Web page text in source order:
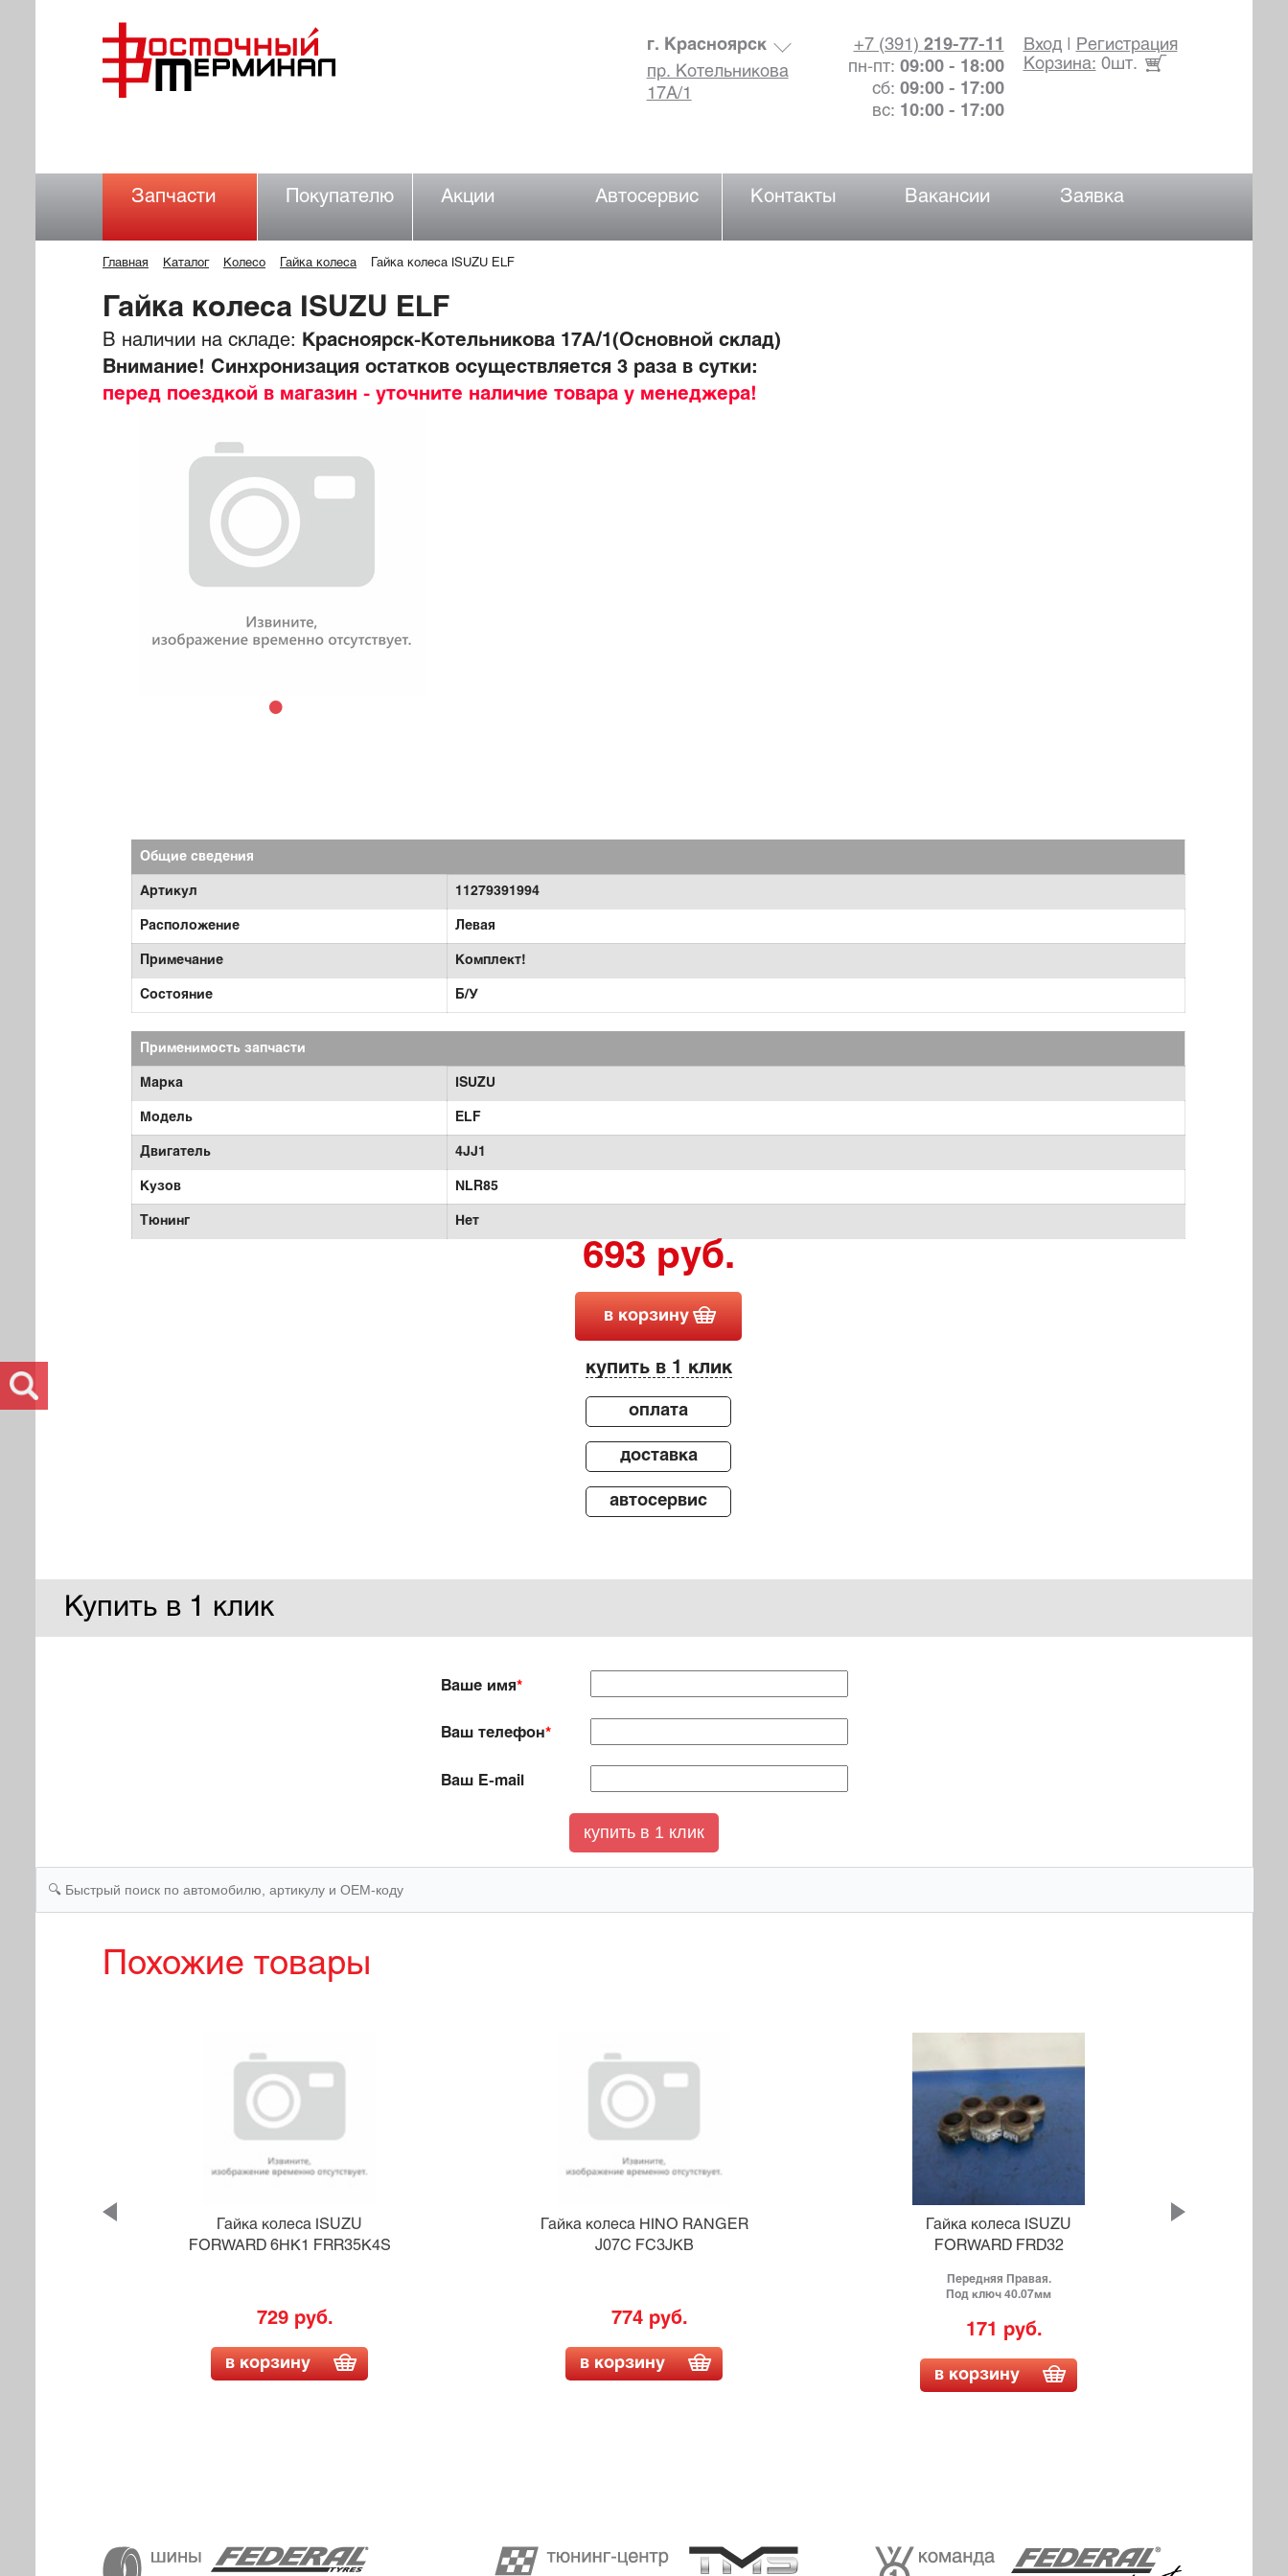
Вход|
Регистрация
Корзина: 0шт.
+7 (391) 219-77-11
пн-пт: 09:00 - 18:00
сб: 09:00 - 17:00
вс: 10:00 - 17:00
г. Красноярск
пр. Котельникова
17А/1
Запчасти Покупателю Акции Автосервис Контакты Вакансии Заявка
Главная Каталог Колесо Гайка колеса Гайка колеса ISUZU ELF
Гайка колеса ISUZU ELF
В наличии на складе:
Красноярск-Котельникова 17А/1(Основной склад)
Внимание! Синхронизация остатков осуществляется 3 раза в сутки:
перед поездкой в магазин - уточните наличие товара у менеджера!
Общие сведения
Артикул 11279391994
Расположение Левая
Примечание Комплект!
Состояние Б/У
Применимость запчасти
Марка ISUZU
Модель ELF
Двигатель 4JJ1
Кузов NLR85
Тюнинг Нет
693 руб.
в корзину
купить в 1 клик
оплата
доставка
автосервис
Купить в 1 клик
Ваше имя*
Ваш телефон*
Ваш E-mail
Похожие товары
Гайка колеса ISUZU
FORWARD 6HK1 FRR35K4S
729 руб.
в корзину
Гайка колеса HINO RANGER
J07C FC3JKB
774 руб.
в корзину
Гайка колеса ISUZU
FORWARD FRD32
Передняя Правая.
Под ключ 40.07мм
171 руб.
в корзину